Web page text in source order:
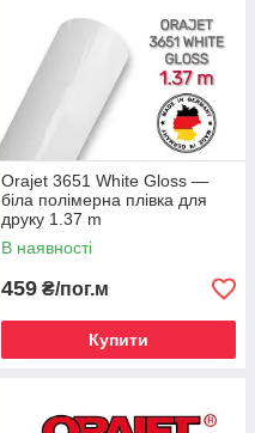
Orajet 3651 White Gloss —
біла полімерна плівка для
друку 1.37 m
В наявності
459 ₴/пог.м
Купити